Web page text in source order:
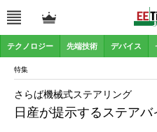
テクノロジー 先端技術 デバイス
特集
日産が提示するステア
さらば機械式ステアリング